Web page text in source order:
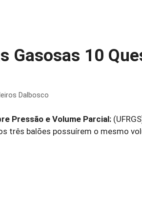
Gasosas 10
Dalbosco
Pressão e Volume Parcial:
três balões possuírem o mesmo